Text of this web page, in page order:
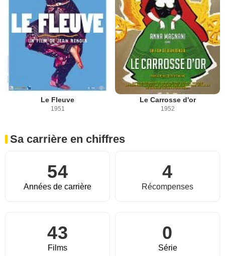
Le Fleuve
1951
Le Carrosse d'or
1952
Sa carrière en chiffres
54
Années de carrière
4
Récompenses
43
Films
0
Série